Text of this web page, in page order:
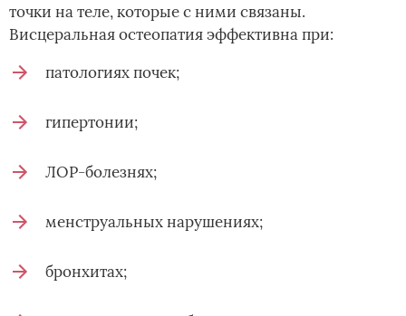
точки на теле, которые с ними связаны.
Висцеральная остеопатия эффективна при:
патологиях почек;
гипертонии;
ЛОР-болезнях;
менструальных нарушениях;
бронхитах;